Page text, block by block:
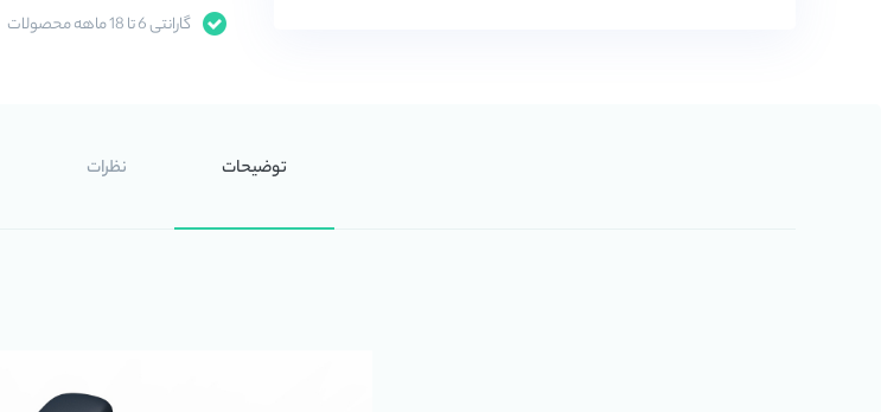
گارانتی 6 تا 18 ماهه محصولات
توضیحات نظرات